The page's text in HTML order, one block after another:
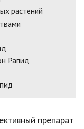
растений
Рапид
препарат